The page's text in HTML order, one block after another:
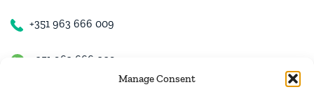
Manage Consent
+351 963 666 009
+351 963 666 009